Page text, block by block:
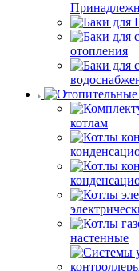
отопления
котлам
настенные